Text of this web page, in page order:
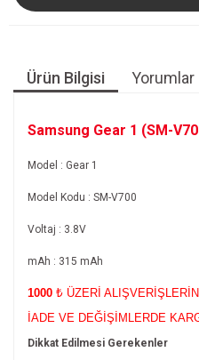
Ürün Bilgisi Yorumlar
Samsung Gear 1 (SM-
Model : Gear 1
Model Kodu : SM-V700
Voltaj : 3.8V
mAh : 315 mAh
1000 ₺ ÜZERİ
İADE VE DEĞİŞİMLERDE
Dikkat Edilmesi Gerekenler